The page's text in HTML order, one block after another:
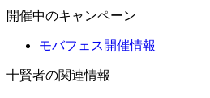
開催中のキャンペーン
モバフェス開催情報
十賢者の関連情報